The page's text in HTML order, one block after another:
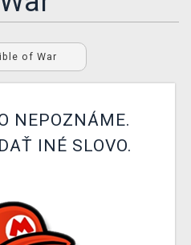
of War
NEPOZNÁME.
INÉ SLOVO.